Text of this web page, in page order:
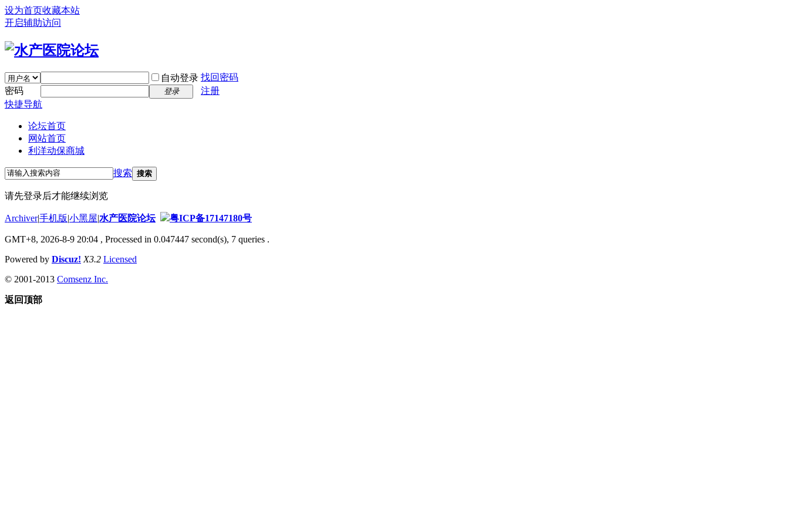
设为首页收藏本站
开启辅助访问
自动登录 找回密码
密码
登录
注册
快捷导航
论坛首页
网站首页
利洋动保商城
搜索 搜索
请先登录后才能继续浏览
Archiver|手机版|小黑屋|水产医院论坛 粤ICP备17147180号
GMT+8, 2026-8-9 20:04 , Processed in 0.047447 second(s), 7 queries .
Powered by Discuz! X3.2 Licensed
© 2001-2013 Comsenz Inc.
返回顶部